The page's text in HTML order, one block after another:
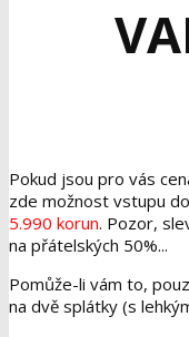
Pokud jsou pro vás
zde možnost vstupu do
5.990 korun. Pozor,
na přátelských 50%...
Pomůže-li vám to,
na dvě splátky (s